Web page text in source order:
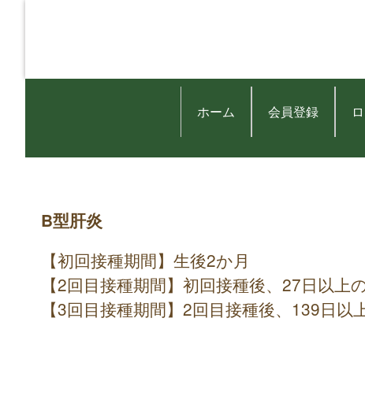
ホーム 会員登録
B型肝炎
【初回接種期間】生後2か月
【2回目接種期間】初回接種後、27日以上
【3回目接種期間】2回目接種後、139日